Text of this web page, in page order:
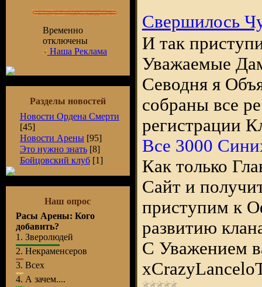
Временно
отключены
Наша Реклама
Разделы новостей
Новости Ордена Смерти
[45]
Новости Арены [95]
Это нужно знать [8]
Бойцовский клуб [1]
Наш опрос
Расы Арены: Кого
добавить?
1. Зверолюдей
2. Некраменсеров
3. Всех
4. А зачем....
Свершилось
И так
Уважаемые
Севодня я
собраны все
регистрации
Все 3000
Как только
Сайт и
приступим к
развитию
С Уважением